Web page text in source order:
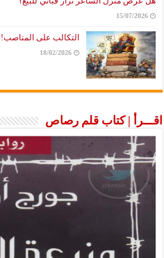
15/07/2026
التكالب على المناصب!
18/02/2026
اقـــرأ | كتاب قلم رصاص